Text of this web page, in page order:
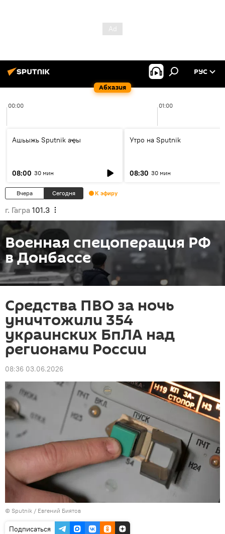
Абхазия
РУС
00:00 01:00
Ашьыжь Sputnik аҿы
08:00 30 мин
Утро на Sputnik
08:30 30 мин
Вчера Сегодня К эфиру
г. Гагра 101.3
Военная спецоперация РФ
в Донбассе
Средства ПВО за ночь
уничтожили 354
украинских БпЛА над
регионами России
08:36 03.06.2026
© Sputnik / Евгений Биятов
Подписаться